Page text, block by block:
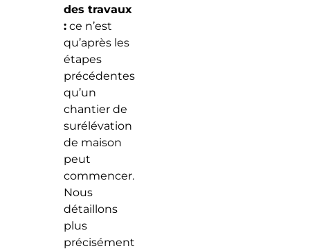
des travaux
:ce n’est
qu’après les
étapes
précédentes
qu’un
chantier de
surélévation
de maison
peut
commencer.
Nous
détaillons
plus
précisément